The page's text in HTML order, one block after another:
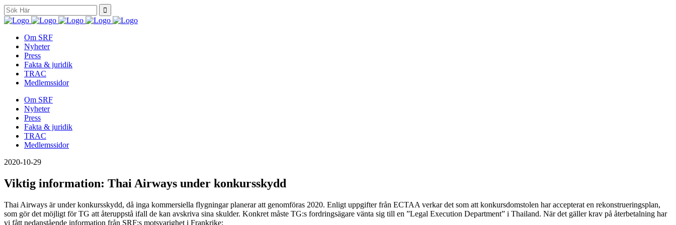
Search
for:
Om SRF
Nyheter
Press
Fakta & juridik
TRAC
Medlemssidor
Om SRF
Nyheter
Press
Fakta & juridik
TRAC
Medlemssidor
2020-10-29
Viktig information: Thai Airways under konkursskydd
Thai Airways är under konkursskydd, då inga kommersiella flygningar planerar att genomföras 2020. Enligt uppgifter från ECTAA verkar det som att konkursdomstolen har accepterat en rekonstrueringsplan,
som gör det möjligt för TG att återuppstå ifall de kan avskriva sina skulder. Konkret måste TG:s fordringsägare vänta sig till en ”Legal Execution Department” i Thailand. När det gäller krav på återbetalning har
vi fått nedanstående information från SRF:s motsvarighet i Frankrike: